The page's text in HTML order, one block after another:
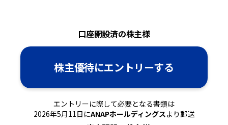
口座開設済の株主様
株主優待にエントリーする
エントリーに際して必要となる書類は
2026年5月11日にANAPホールディングスより郵送